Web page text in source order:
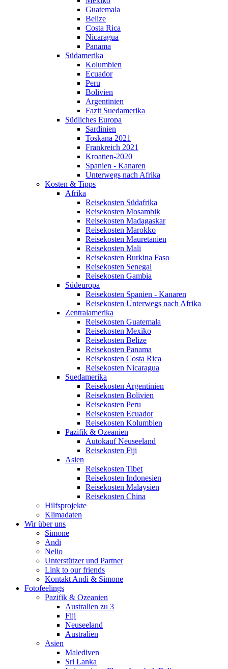
Guatemala
Belize
Costa Rica
Nicaragua
Panama
Südamerika
Kolumbien
Ecuador
Peru
Bolivien
Argentinien
Fazit Suedamerika
Südliches Europa
Sardinien
Toskana 2021
Frankreich 2021
Kroatien-2020
Spanien - Kanaren
Unterwegs nach Afrika
Kosten & Tipps
Afrika
Reisekosten Südafrika
Reisekosten Mosambik
Reisekosten Madagaskar
Reisekosten Marokko
Reisekosten Mauretanien
Reisekosten Mali
Reisekosten Burkina Faso
Reisekosten Senegal
Reisekosten Gambia
Südeuropa
Reisekosten Spanien - Kanaren
Reisekosten Unterwegs nach Afrika
Zentralamerika
Reisekosten Guatemala
Reisekosten Mexiko
Reisekosten Belize
Reisekosten Panama
Reisekosten Costa Rica
Reisekosten Nicaragua
Suedamerika
Reisekosten Argentinien
Reisekosten Bolivien
Reisekosten Peru
Reisekosten Ecuador
Reisekosten Kolumbien
Pazifik & Ozeanien
Autokauf Neuseeland
Reisekosten Fiji
Asien
Reisekosten Tibet
Reisekosten Indonesien
Reisekosten Malaysien
Reisekosten China
Hilfsprojekte
Klimadaten
Wir über uns
Simone
Andi
Nelio
Unterstützer und Partner
Link to our friends
Kontakt Andi & Simone
Fotofeelings
Pazifik & Ozeanien
Australien zu 3
Fiji
Neuseeland
Australien
Asien
Malediven
Sri Lanka